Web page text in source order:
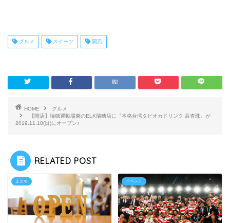
グルメ スイーツ 開店
HOME
グルメ
【開店】瑞穂運動場東のELK瑞穂店に『本格台湾タピオカドリンク 辰杏珠』が
2019.11.10(日)にオープン♪
RELATED POST
まとめ イベント